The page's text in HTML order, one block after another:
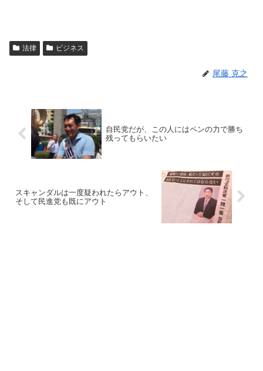
法律 ビジネス
尾藤 克之
自民党だが、この人にはペンの力で勝ち
残ってもらいたい
スキャンダルは一度疑われたらアウト、
そして民進党も既にアウト